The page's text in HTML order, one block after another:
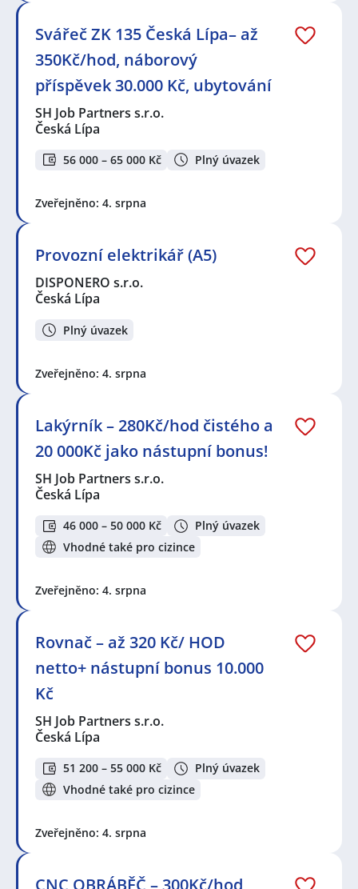
Svářeč ZK 135 Česká Lípa– až
350Kč/hod, náborový
příspěvek 30.000 Kč, ubytování
SH Job Partners s.r.o.
Česká Lípa
56 000 – 65 000 Kč Plný úvazek
Zveřejněno: 4. srpna
Provozní elektrikář (A5)
DISPONERO s.r.o.
Česká Lípa
Plný úvazek
Zveřejněno: 4. srpna
Lakýrník – 280Kč/hod čistého a
20 000Kč jako nástupní bonus!
SH Job Partners s.r.o.
Česká Lípa
46 000 – 50 000 Kč
Plný úvazek
Vhodné také pro cizince
Zveřejněno: 4. srpna
Rovnač – až 320 Kč/ HOD
netto+ nástupní bonus 10.000
Kč
SH Job Partners s.r.o.
Česká Lípa
51 200 – 55 000 Kč
Plný úvazek
Vhodné také pro cizince
Zveřejněno: 4. srpna